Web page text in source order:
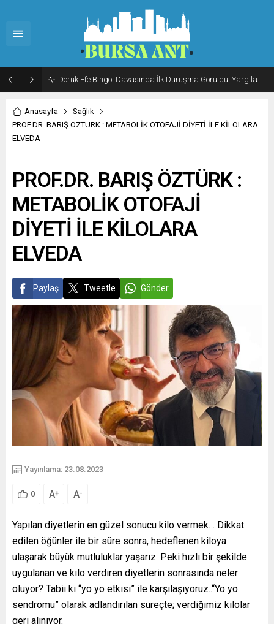
Doruk Efe Bingöl Davasında İlk Duruşma Görüldü: Yargılama 20 Ekim 2026’ya Ertelendi
Anasayfa
Sağlık
PROF.DR. BARIŞ ÖZTÜRK : METABOLİK OTOFAJİ DİYETİ İLE KİLOLARA
ELVEDA
PROF.DR. BARIŞ ÖZTÜRK :
METABOLİK OTOFAJİ
DİYETİ İLE KİLOLARA
ELVEDA
Paylaş Tweetle Gönder
Yayınlama: 23.08.2023
0 A+ A-
Yapılan diyetlerin en güzel sonucu kilo vermek… Dikkat
edilen öğünler ile bir süre sonra, hedeflenen kiloya
ulaşarak büyük mutluluklar yaşarız. Peki hızlı bir şekilde
uygulanan ve kilo verdiren diyetlerin sonrasında neler
oluyor? Tabii ki “yo yo etkisi” ile karşılaşıyoruz..“Yo yo
sendromu” olarak adlandırılan süreçte; verdiğimiz kilolar
geri alınıyor.